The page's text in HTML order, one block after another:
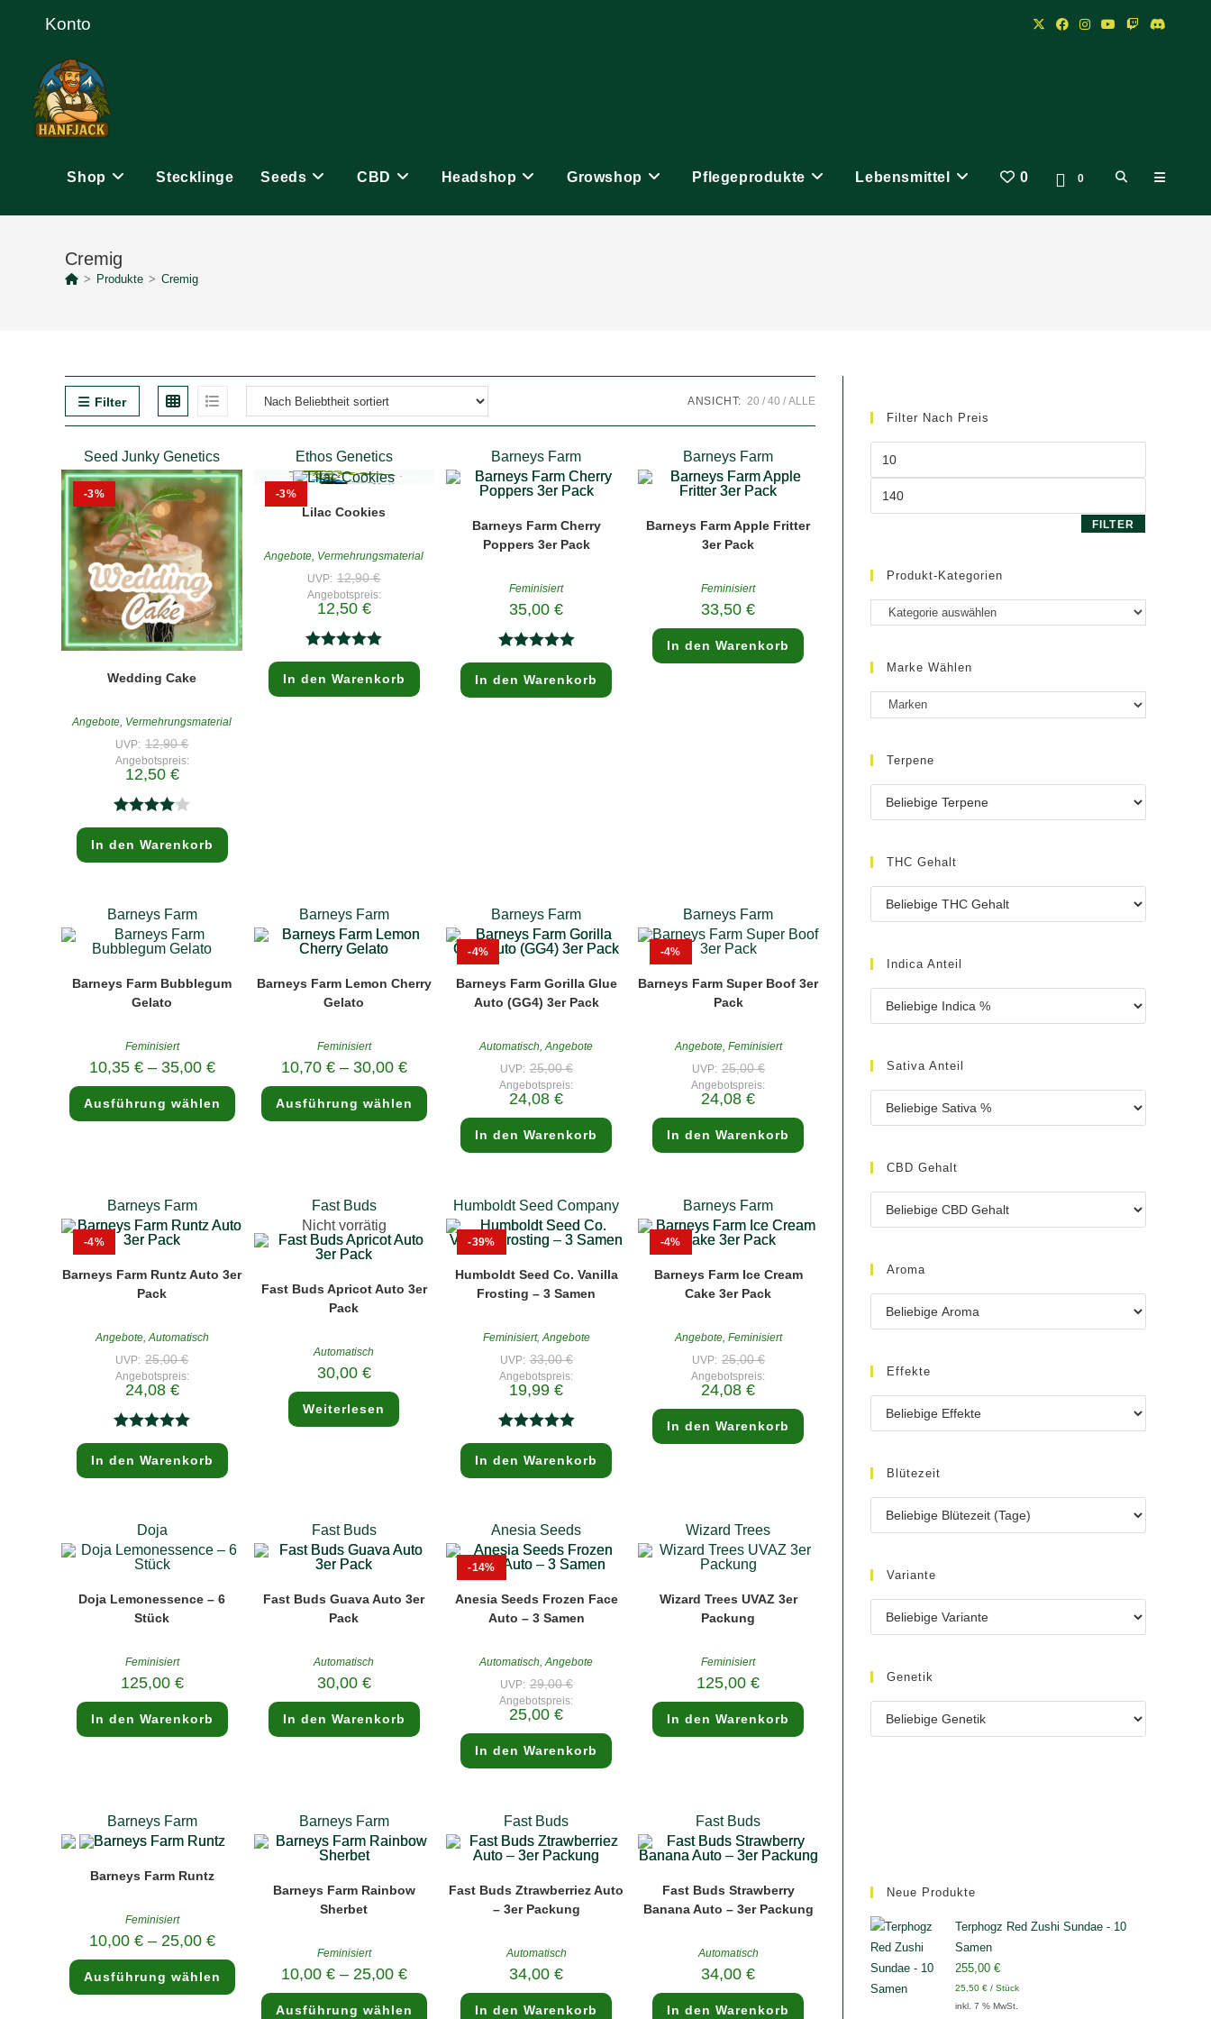
Konto
Shop Stecklinge Seeds CBD Headshop Growshop Pflegeprodukte Lebensmittel 0 0 Website-
Cremig
> Produkte > Cremig
Filter ANSICHT: 20 40 ALLE
Seed Junky Genetics
-3%
Wedding Cake
Angebote Vermehrungsmaterial
UVP: 12,90€
war:
Angebotspreis:
12,50 €Aktueller
Preis
ist:
12,50 €.
Bewertet
mit4.00
In den Warenkorb
Ethos Genetics
-3%
Lilac Cookies
Angebote Vermehrungsmaterial
UVP: 12,90€
war:
Angebotspreis:
12,50 €Aktueller
Preis
ist:
12,50 €.
Bewertet mit
5.00von 5
In den Warenkorb
Barneys Farm
Barneys Farm Cherry
Poppers 3er Pack
Feminisiert
35,00€
Bewertet mit
5.00von 5
In den Warenkorb
Barneys Farm
Barneys Farm Apple Fritter
3er Pack
Feminisiert
33,50€
In den Warenkorb
Barneys Farm
Barneys Farm Bubblegum
Gelato
Feminisiert
10,35 €– 35,00 €
Ausführung wählen
Dieses
Produkt
weist
Produktseite
gewählt
Barneys Farm
Barneys Farm Lemon Cherry
Gelato
Feminisiert
10,70 €– 30,00 €
Ausführung wählen
Dieses
weist
mehrere
Varianten
Produktseite
gewählt
werden
Barneys Farm
-4%
Barneys Farm Gorilla Glue
Auto (GG4) 3er Pack
Automatisch,Angebote
UVP: 25,00€Ursprünglicher
Preis
war:
Angebotspreis:
24,08€Aktueller
ist:
24,08 €.
In den Warenkorb
Barneys Farm
-4%
Barneys Farm Super Boof 3er
Pack
Angebote, Feminisiert
UVP: 25,00€Ursprünglicher
Preis
war:
Angebotspreis:
24,08€Aktueller
ist:
24,08 €.
In den Warenkorb
Barneys Farm
-4%
Barneys Farm Runtz Auto 3er
Pack
Angebote, Automatisch
UVP: 25,00€
war:
Angebotspreis:
24,08 €Aktueller
Preis
ist:
24,08 €.
Bewertet mit
5.00von 5
In den Warenkorb
Fast Buds
Nicht vorrätig
Fast Buds Apricot Auto 3er
Pack
Automatisch
30,00 €
Weiterlesen
Humboldt Seed Company
-39%
Humboldt Seed Co. Vanilla
Frosting – 3 Samen
Feminisiert, Angebote
UVP: 33,00€Ursprünglicher
Preis
war:
Angebotspreis:
19,99€Aktueller
ist:
19,99 €.
Bewertet mit
5.00von 5
In den Warenkorb
Barneys Farm
-4%
Barneys Farm Ice Cream
Cake 3er Pack
Angebote, Feminisiert
UVP: 25,00€Ursprünglicher
Preis
war:
Angebotspreis:
24,08€Aktueller
ist:
24,08 €.
In den Warenkorb
Doja
Doja Lemonessence – 6
Stück
Feminisiert
125,00 €
In den Warenkorb
Fast Buds
Fast Buds Guava Auto 3er
Pack
Automatisch
30,00 €
In den Warenkorb
Anesia Seeds
-14%
Anesia Seeds Frozen Face
Auto – 3 Samen
Automatisch,Angebote
UVP: 29,00€Ursprünglicher
Preis
war:
Angebotspreis:
25,00€Aktueller
ist:
25,00 €.
In den Warenkorb
Wizard Trees
Wizard Trees UVAZ 3er
Packung
Feminisiert
125,00€
In den Warenkorb
Barneys Farm
Barneys Farm Runtz
Feminisiert
10,00 €– 25,00 €
Ausführung wählen
Dieses
weist
mehrere
Varianten
Barneys Farm
Barneys Farm Rainbow
Sherbet
Feminisiert
10,00 €– 25,00 €
Ausführung wählen
Dieses
Fast Buds
Fast Buds Ztrawberriez Auto
– 3er Packung
Automatisch
34,00€
In den Warenkorb
Fast Buds
Fast Buds Strawberry
Banana Auto – 3er Packung
Automatisch
34,00€
In den Warenkorb
Filter Nach Preis
FILTER
Produkt-Kategorien
Marke Wählen
Terpene
THC Gehalt
Indica Anteil
Sativa Anteil
CBD Gehalt
Aroma
Effekte
Blütezeit
Variante
Genetik
Neue Produkte
Terphogz Red Zushi Sundae - 10
Samen
255,00 €
25,50 € / Stück
inkl. 7 % MwSt.